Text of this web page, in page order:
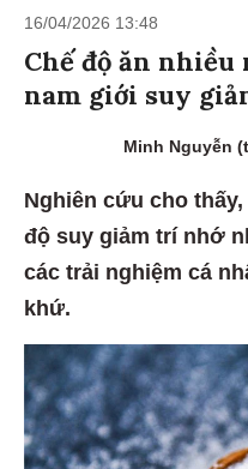
16/04/2026 13:48
Chế độ ăn
nam giới suy
Minh Nguyễn
Nghiên cứu cho
độ suy giảm trí nhớ
các trải nghiệm cá
khứ.